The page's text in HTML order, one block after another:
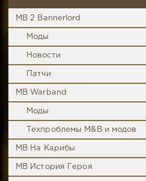
MB 2 Bannerlord
Моды
Новости
Патчи
MB Warband
Моды
Техпроблемы M&B и модов
MB На Карибы
MB История Героя